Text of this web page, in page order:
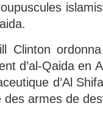
Clinton
d’al-Qaida en
d’Al
armes de